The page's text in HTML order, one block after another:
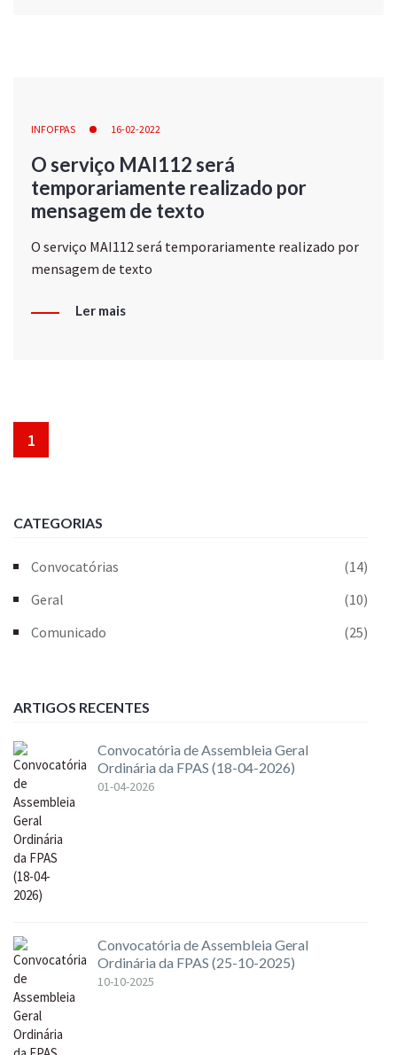
INFOFPAS 16-02-2022
O serviço MAI112 será
temporariamente realizado por
mensagem de texto
O serviço MAI112 será temporariamente realizado por
mensagem de texto
Ler mais
1
CATEGORIAS
Convocatórias
(14)
Geral
(10)
Comunicado
(25)
ARTIGOS RECENTES
Convocatória de Assembleia Geral
Ordinária da FPAS (18-04-2026)
01-04-2026
Convocatória de Assembleia Geral
Ordinária da FPAS (25-10-2025)
10-10-2025